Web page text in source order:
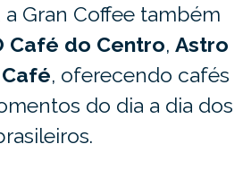
a Gran Coffee também
Café do Centro, Astro
, oferecendo cafés
do dia a dia dos